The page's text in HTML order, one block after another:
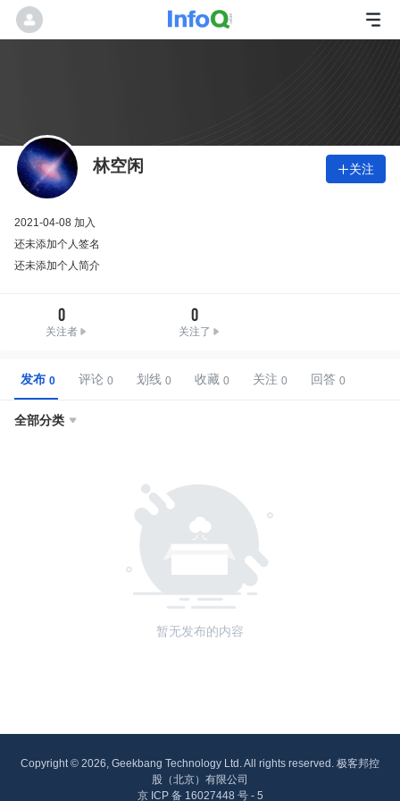
林空闲 关注
2021-04-08 加入
还未添加个人签名
还未添加个人简介
0
关注者
0
关注了
发布 评论 划线 收藏 关注 回答
全部分类 
暂无发布的内容
Copyright © 2026, Geekbang Technology Ltd. All rights reserved. 极客邦控
股（北京）有限公司
京 ICP 备 16027448 号 - 5